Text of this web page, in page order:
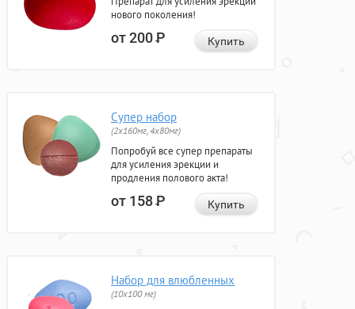
нового поколения!
от 200Р Купить
Супер набор
(2х160мг, 4х80мг)
Попробуй все супер препараты
для усиления эрекции и
продления полового акта!
от 158Р Купить
Набор для влюбленных
(10х100 мг)